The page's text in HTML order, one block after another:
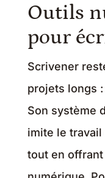
Outils
pour
Scrivener
projets longs
Son système
imite le
tout en